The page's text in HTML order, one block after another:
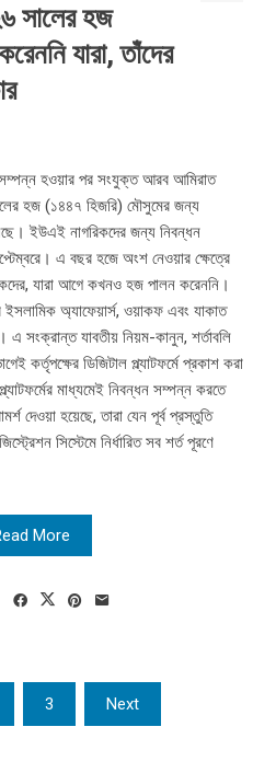
সালের হজ
যারা, তাঁদের
হওয়ার পর সংযুক্ত আরব আমিরাত
হজ (১৪৪৭ হিজরি) মৌসুমের জন্য
ইউএই নাগরিকদের জন্য নিবন্ধন
এ বছর হজে অংশ নেওয়ার ক্ষেত্রে
যারা আগে কখনও হজ পালন করেননি।
ইসলামিক অ্যাফেয়ার্স, ওয়াকফ এবং যাকাত
সংক্রান্ত যাবতীয় নিয়ম-কানুন, শর্তাবলি
কর্তৃপক্ষের ডিজিটাল প্ল্যাটফর্মে প্রকাশ করা
মাধ্যমেই নিবন্ধন সম্পন্ন করতে
দেওয়া হয়েছে, তারা যেন পূর্ব প্রস্তুতি
সিস্টেমে নির্ধারিত সব শর্ত পূরণে
More
3 Next